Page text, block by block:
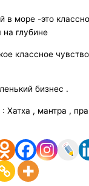
в море -это
на глубине
классное
бизнес .
Хатха , мантра ,